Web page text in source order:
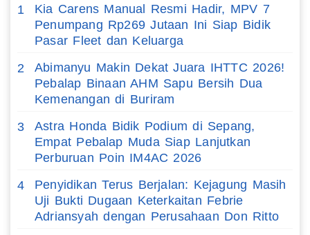
1
Kia Carens Manual Resmi Hadir, MPV 7
Penumpang Rp269 Jutaan Ini Siap Bidik
Pasar Fleet dan Keluarga
2
Abimanyu Makin Dekat Juara IHTTC 2026!
Pebalap Binaan AHM Sapu Bersih Dua
Kemenangan di Buriram
3
Astra Honda Bidik Podium di Sepang,
Empat Pebalap Muda Siap Lanjutkan
Perburuan Poin IM4AC 2026
4
Penyidikan Terus Berjalan: Kejagung Masih
Uji Bukti Dugaan Keterkaitan Febrie
Adriansyah dengan Perusahaan Don Ritto